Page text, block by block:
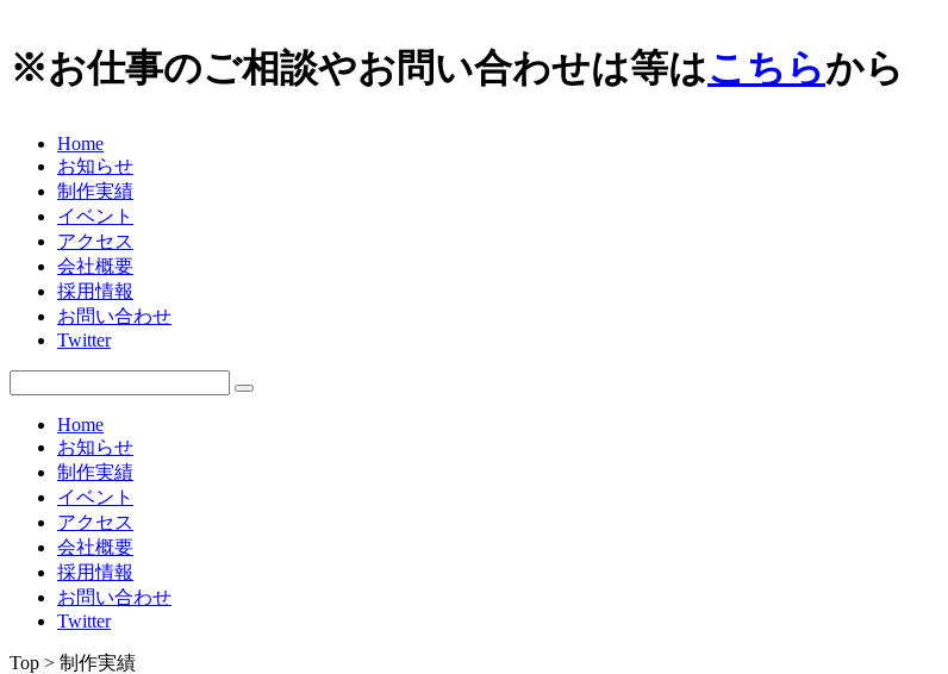
※お仕事のご相談やお問い合わせは等はこちらから
Home
お知らせ
制作実績
イベント
アクセス
会社概要
採用情報
お問い合わせ
Twitter
Home
お知らせ
制作実績
イベント
アクセス
会社概要
採用情報
お問い合わせ
Twitter
Top > 制作実績